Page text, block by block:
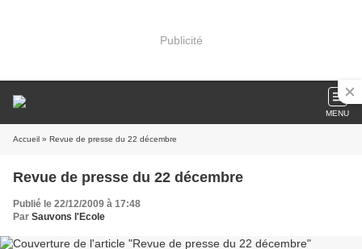
Publicité
MENU
Accueil » Revue de presse du 22 décembre
Revue de presse du 22 décembre
Publié le 22/12/2009 à 17:48
Par Sauvons l'Ecole